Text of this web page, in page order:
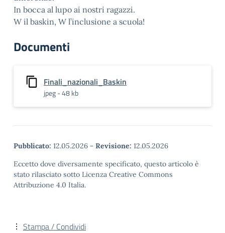
In bocca al lupo ai nostri ragazzi.
W il baskin, W l’inclusione a scuola!
Documenti
Finali_nazionali_Baskin
jpeg - 48 kb
Pubblicato: 12.05.2026 - Revisione: 12.05.2026
Eccetto dove diversamente specificato, questo articolo è
stato rilasciato sotto Licenza Creative Commons
Attribuzione 4.0 Italia.
Stampa / Condividi